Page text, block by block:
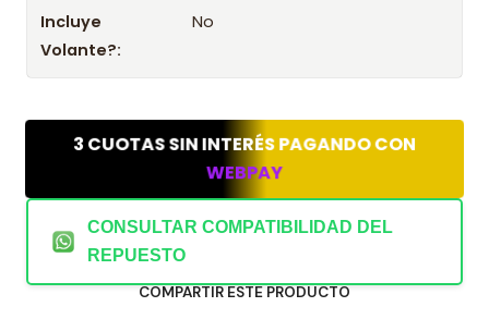
Incluye
Volante?:
No
3 CUOTAS SIN INTERÉS PAGANDO CON
WEBPAY
CONSULTAR COMPATIBILIDAD DEL
REPUESTO
COMPARTIR ESTE PRODUCTO